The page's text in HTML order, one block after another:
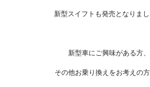
新型スイフトも発売となりま
新型車にご興味がある方、
その他お乗り換えをお考えの